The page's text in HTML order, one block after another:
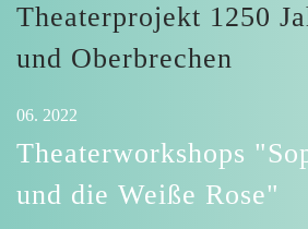
Theaterprojekt 1250
und Oberbrechen
06. 2022
Theaterworkshops
und die Weiße Rose"